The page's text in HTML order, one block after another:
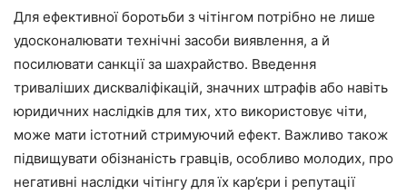
Для ефективної боротьби з чітінгом потрібно не лише
удосконалювати технічні засоби виявлення, а й
посилювати санкції за шахрайство. Введення
триваліших дискваліфікацій, значних штрафів або навіть
юридичних наслідків для тих, хто використовує чіти,
може мати істотний стримуючий ефект. Важливо також
підвищувати обізнаність гравців, особливо молодих, про
негативні наслідки чітінгу для їх кар’єри і репутації